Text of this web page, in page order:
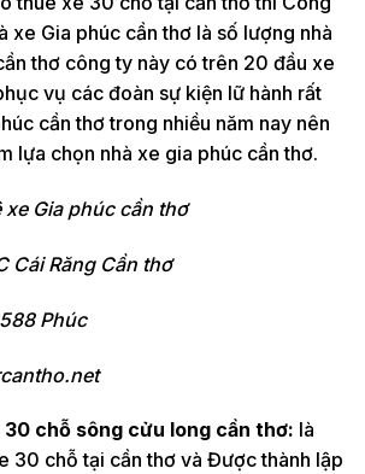
xe Gia phúc cần thơ là số lượng nhà
thơ công ty này có trên 20 đầu xe
vụ các đoàn sự kiện lữ hành rất
cần thơ trong nhiều năm nay nên
lựa chọn nhà xe gia phúc cần thơ.
Gia phúc cần thơ
Cái Răng Cần thơ
Phúc
30 chỗ sông cửu long cần thơ: là
30 chỗ tại cần thơ và Được thành lập